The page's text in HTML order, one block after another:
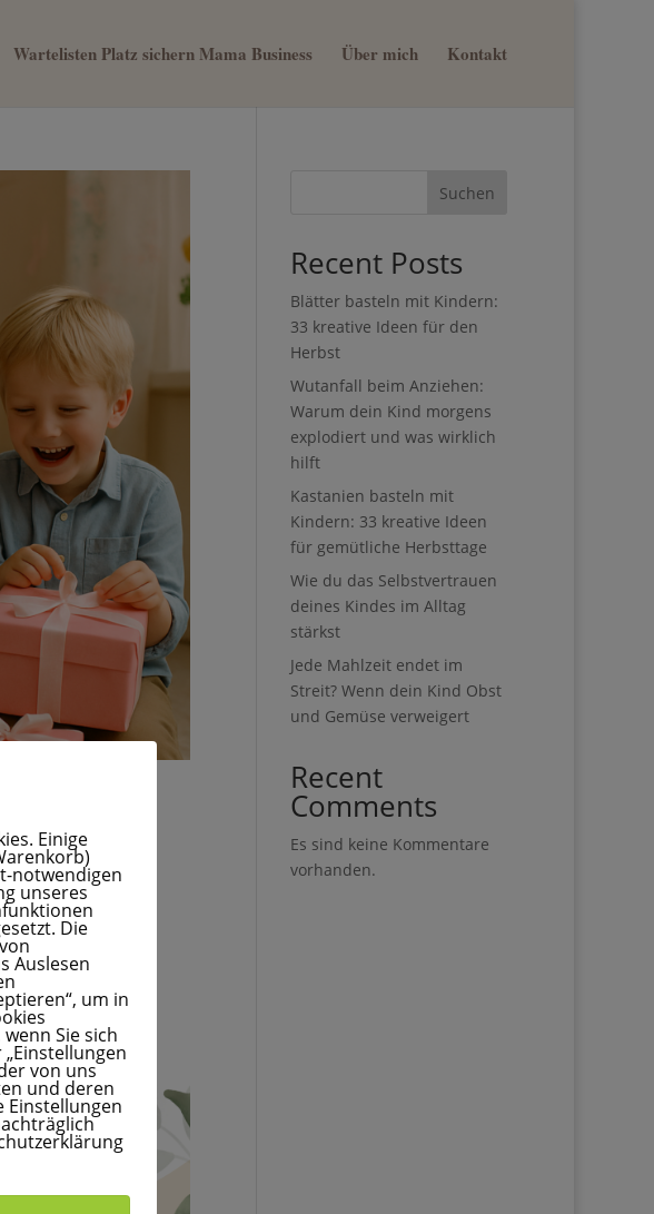
Wartelisten Platz sichern Mama Business Über mich Kontakt
ist immer etwas
kommt. Doch nicht
Suchen
Recent Posts
Blätter basteln mit Kindern:
33 kreative Ideen für den
Herbst
Wutanfall beim Anziehen:
Warum dein Kind morgens
explodiert und was wirklich
hilft
Kastanien basteln mit
Kindern: 33 kreative Ideen
für gemütliche Herbsttage
Wie du das Selbstvertrauen
deines Kindes im Alltag
stärkst
Jede Mahlzeit endet im
Streit? Wenn dein Kind Obst
und Gemüse verweigert
Recent
Comments
Es sind keine Kommentare
vorhanden.
Einige
notwendigen
unseres
Die
Auslesen
um in
Sie sich
von uns
und deren
Einstellungen